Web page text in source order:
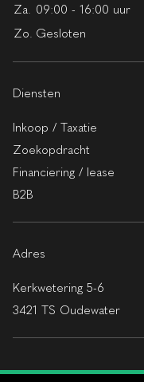
Za. 09:00 - 16:00 uur
Zo. Gesloten
Diensten
Inkoop / Taxatie
Zoekopdracht
Financiering / lease
B2B
Adres
Kerkwetering 5-6
3421 TS Oudewater